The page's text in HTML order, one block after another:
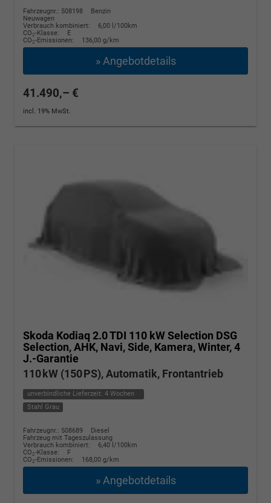
Fahrzeugnr.: 508198
Benzin
Neuwagen
Verbrauch kombiniert:
6,00 l/100km
CO2-Klasse:
E
CO2-Emissionen: 136,00 g/km
» Angebotdetails
41.490,– €
incl. 19% MwSt.
Skoda Kodiaq 2.0 TDI 110 kW Selection DSG
Selection, AHK, Navi, Side, Kamera, Winter, 4
J.-Garantie
110 kW (150 PS), Automatik, Frontantrieb
unverbindliche Lieferzeit: 4 Wochen
Stahl Grau
Fahrzeugnr.: 508689
Diesel
Fahrzeug mit Tageszulassung
Verbrauch kombiniert:
6,40 l/100km
CO2-Klasse:
F
CO2-Emissionen: 168,00 g/km
» Angebotdetails